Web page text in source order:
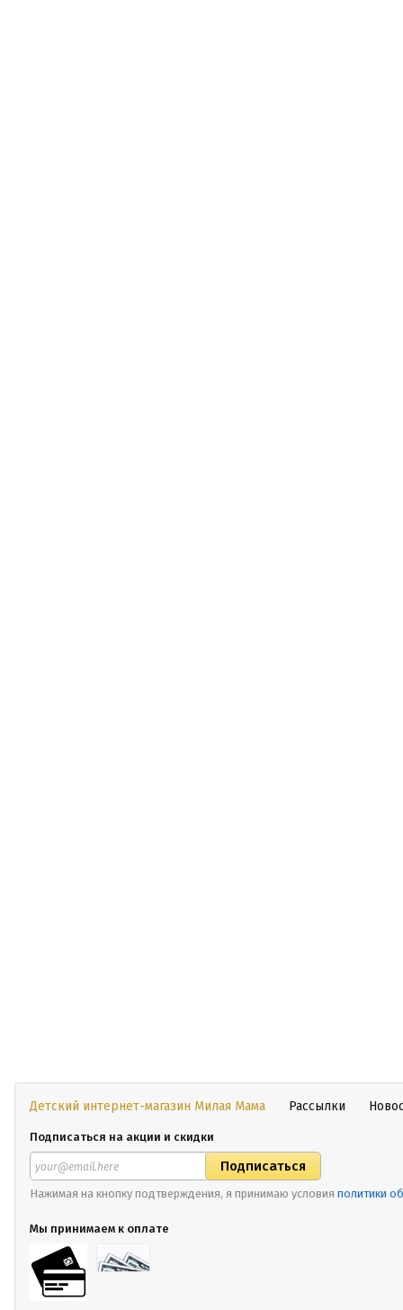
Детский интернет-магазин Милая Мама Рассылки
Подписаться на акции и скидки
Нажимая на кнопку подтверждения, я принимаю условия политики
Мы принимаем к оплате